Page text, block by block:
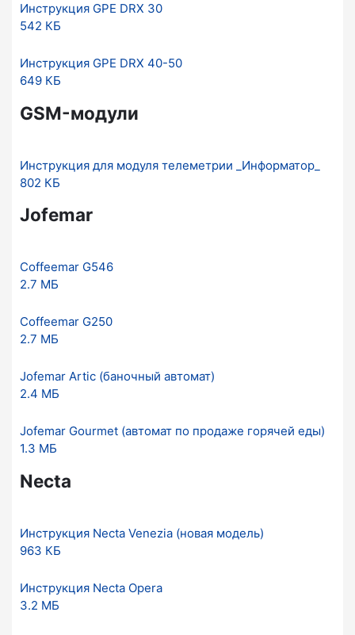
Инструкция GPE DRX 30
542 КБ
Инструкция GPE DRX 40-50
649 КБ
GSM-модули
Инструкция для модуля телеметрии _Информатор_
802 КБ
Jofemar
Coffeemar G546
2.7 МБ
Coffeemar G250
2.7 МБ
Jofemar Artic (баночный автомат)
2.4 МБ
Jofemar Gourmet (автомат по продаже горячей еды)
1.3 МБ
Necta
Инструкция Necta Venezia (новая модель)
963 КБ
Инструкция Necta Opera
3.2 МБ